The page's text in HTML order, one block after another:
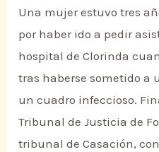
Una mujer estuvo tres
por haber ido a pedir
hospital de Clorinda
tras haberse sometido a
un cuadro infeccioso.
Tribunal de Justicia de
tribunal de Casación,